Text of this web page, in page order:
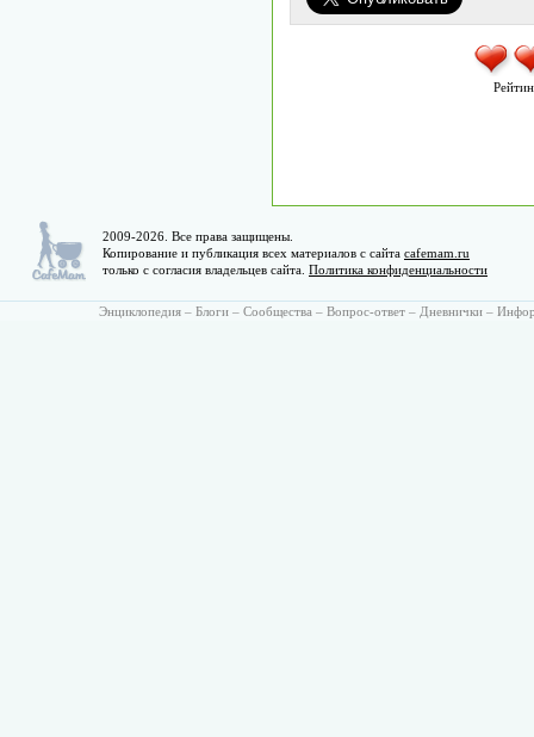
2009-2026. Все права защищены.
Копирование и публикация всех материалов с сайта cafemam.ru
только с согласия владельцев сайта. Политика конфиденциальности
Энциклопедия – Блоги – Сообщества – Вопрос-ответ – Дневнички –